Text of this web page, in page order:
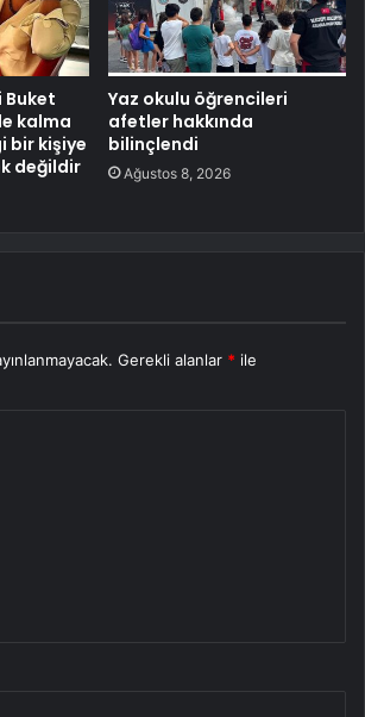
Buket
kalma
bir kişiye
değildir
Yaz okulu öğrencileri
afetler hakkında
bilinçlendi
Ağustos 8, 2026
Gerekli alanlar * ile